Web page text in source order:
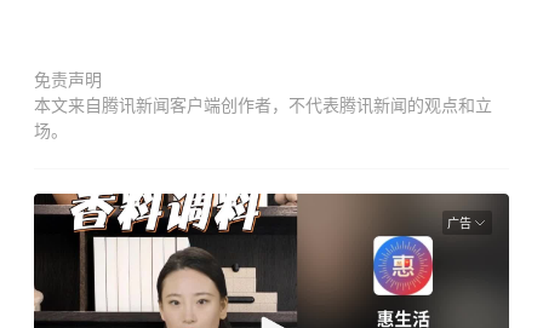
免责声明
本文来自腾讯新闻客户端创作者，不代表腾讯新闻的观点和立
场。
广告